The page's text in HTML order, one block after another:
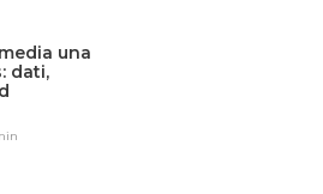
una
dati,